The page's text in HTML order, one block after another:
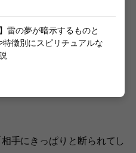
」とだけ言われた場合
き対応を詳しく見ていきま
手にきっぱりと断られてし
雷の夢が暗示するものと
特徴別にスピリチュアルな